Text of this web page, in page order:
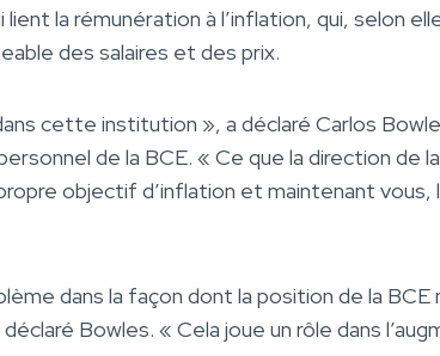
la rémunération à l’inflation, qui, selon
des salaires et des prix.
cette institution », a déclaré Carlos
de la BCE. « Ce que la direction de
objectif d’inflation et maintenant vous,
dans la façon dont la position de la BCE
Bowles. « Cela joue un rôle dans